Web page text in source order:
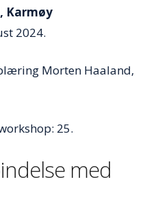
Karmøy
2024.
Morten Haaland,
25.
med